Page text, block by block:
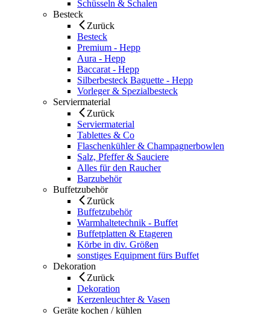
Schüsseln & Schalen
Besteck
Zurück
Besteck
Premium - Hepp
Aura - Hepp
Baccarat - Hepp
Silberbesteck Baguette - Hepp
Vorleger & Spezialbesteck
Serviermaterial
Zurück
Serviermaterial
Tablettes & Co
Flaschenkühler & Champagnerbowlen
Salz, Pfeffer & Sauciere
Alles für den Raucher
Barzubehör
Buffetzubehör
Zurück
Buffetzubehör
Warmhaltetechnik - Buffet
Buffetplatten & Etageren
Körbe in div. Größen
sonstiges Equipment fürs Buffet
Dekoration
Zurück
Dekoration
Kerzenleuchter & Vasen
Geräte kochen / kühlen